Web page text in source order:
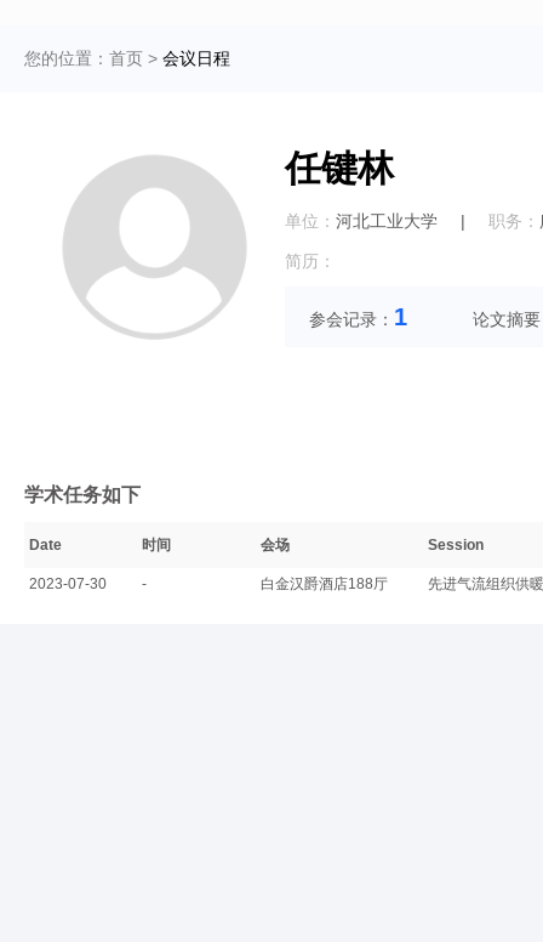
您的位置： 首页 > 会议日程
任键林
单位： 河北工业大学 | 职务：
简历：
参会记录： 1 论文摘
学术任务如下
Date 时间 会场 Session
2023-07-30 - 白金汉爵酒店188厅 先进气流组织供